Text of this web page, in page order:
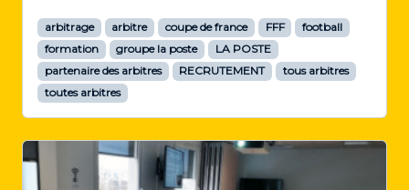
arbitrage arbitre coupe de france FFF
football
formation
groupe la poste
LA POSTE
partenaire des arbitres
RECRUTEMENT
tous arbitres
toutes arbitres